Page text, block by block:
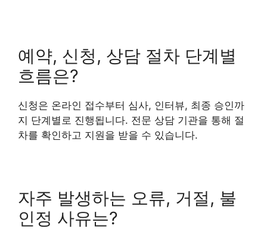
예약, 신청, 상담 절차 단계별
흐름은?
신청은 온라인 접수부터 심사, 인터뷰, 최종 승인까
지 단계별로 진행됩니다. 전문 상담 기관을 통해 절
차를 확인하고 지원을 받을 수 있습니다.
자주 발생하는 오류, 거절, 불
인정 사유는?